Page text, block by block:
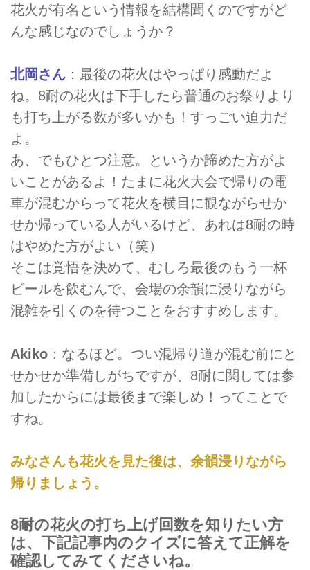
花火が有名という情報を結構聞くのですがど
んな感じなのでしょうか？
北岡さん ：最後の花火はやっぱり感動だよ
ね。8耐の花火は下手したら普通のお祭りより
も打ち上がる数が多いかも！すっごい迫力だ
よ。
あ、でもひとつ注意。というか諦めた方がよ
いことがあるよ！たまに花火大会で帰りの電
車が混むからって花火を横目に観ながらせか
せか帰っている人がいるけど、あれは8耐の時
はやめた方がよい（笑）
そこは覚悟を決めて、むしろ最後のもう一杯
ビールを飲むんで、会場の余韻に浸りながら
混雑を引くのを待つことをおすすめします。
Akiko ：なるほど。つい混帰り道が混む前にと
せかせか準備しがちですが、8耐に関しては参
加したからには最後まで楽しめ！ってことで
すね。
みなさんも花火を見た後は、余韻浸りながら
帰りましょう。
8耐の花火の打ち上げ回数を知りたい方
は、下記記事内のクイズに答えて正解を
確認してみてくださいね。